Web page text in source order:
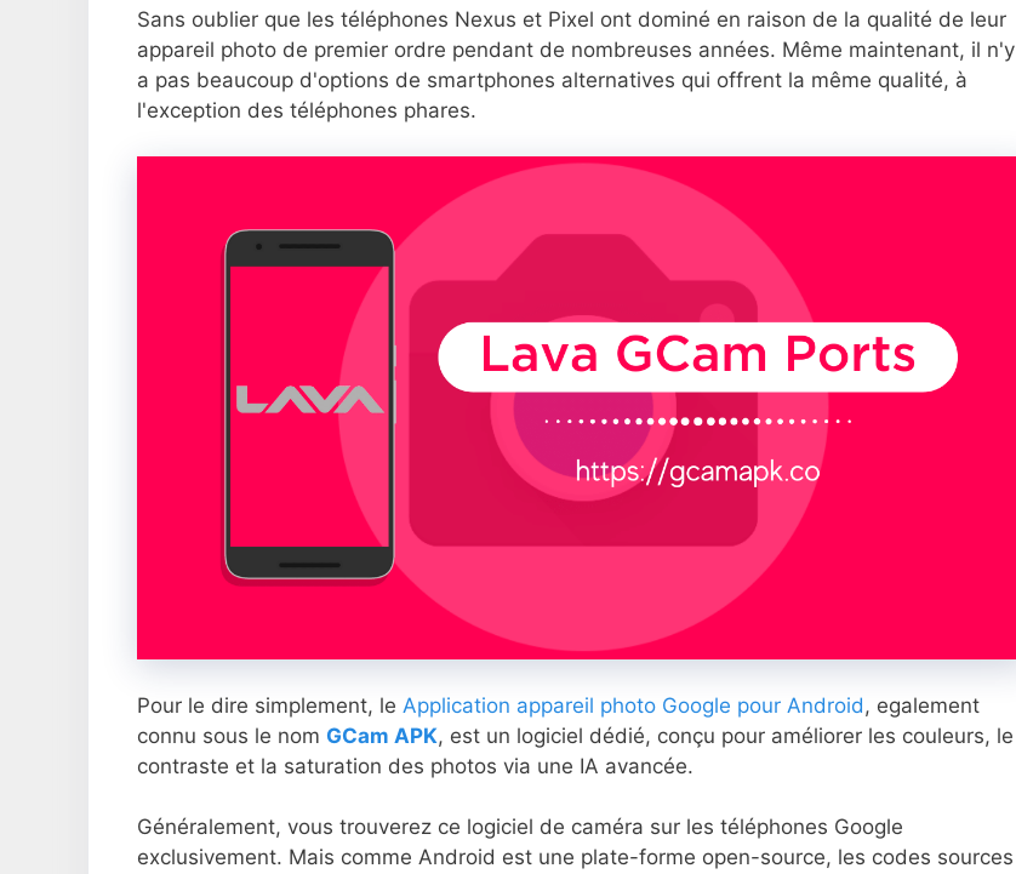
Sans oublier que les téléphones Nexus et Pixel ont dominé en raison de la qualité de leur
appareil photo de premier ordre pendant de nombreuses années. Même maintenant, il n'y
a pas beaucoup d'options de smartphones alternatives qui offrent la même qualité, à
l'exception des téléphones phares.
Pour le dire simplement, le Application appareil photo Google pour Android , egalement
connu sous le nom GCam APK, est un logiciel dédié, conçu pour améliorer les couleurs, le
contraste et la saturation des photos via une IA avancée.
Généralement, vous trouverez ce logiciel de caméra sur les téléphones Google
exclusivement. Mais comme Android est une plate-forme open-source, les codes sources